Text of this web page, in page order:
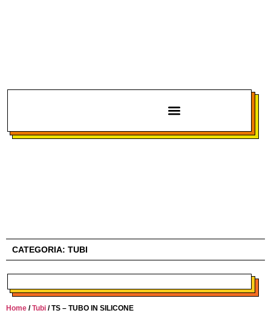
CATEGORIA: TUBI
Home /Tubi / TS – TUBO IN SILICONE